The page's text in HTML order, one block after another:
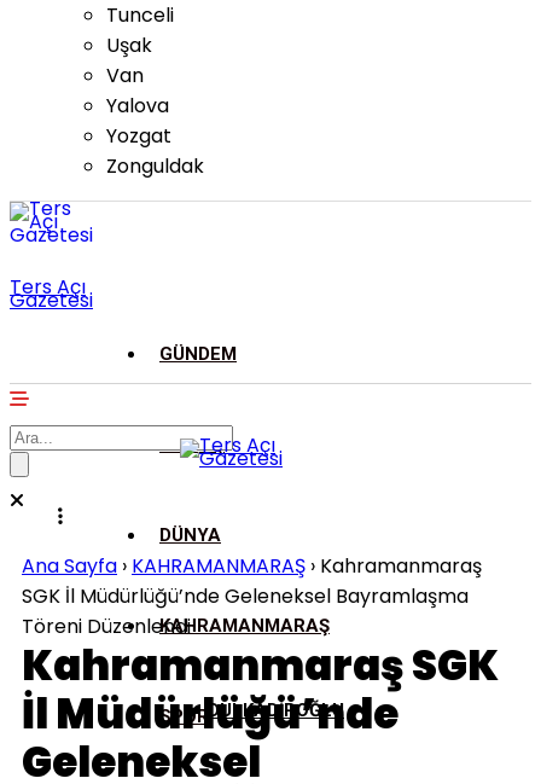
Tunceli
Uşak
Van
Yalova
Yozgat
Zonguldak
Ters Açı
Gazetesi
GÜNDEM
ASAYİŞ
DÜNYA
KAHRAMANMARAŞ
DULKADİROĞLU
SPOR
Ana Sayfa › KAHRAMANMARAŞ › Kahramanmaraş
SGK İl Müdürlüğü’nde Geleneksel Bayramlaşma
Töreni Düzenlendi
Kahramanmaraş SGK
İl Müdürlüğü’nde
Geleneksel